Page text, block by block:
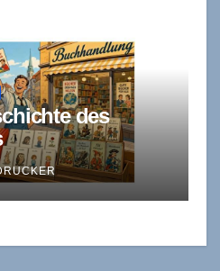
des